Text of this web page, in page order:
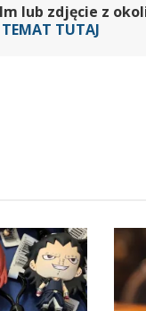
lub zdjęcie z
TUTAJ